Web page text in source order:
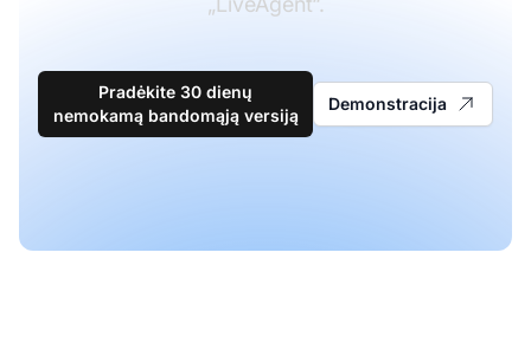
Pradėkite 30 dienų
nemokamą bandomąją versiją
Demonstracija